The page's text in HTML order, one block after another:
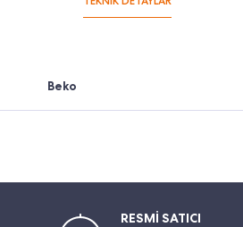
Beko
RESMİ SATICI